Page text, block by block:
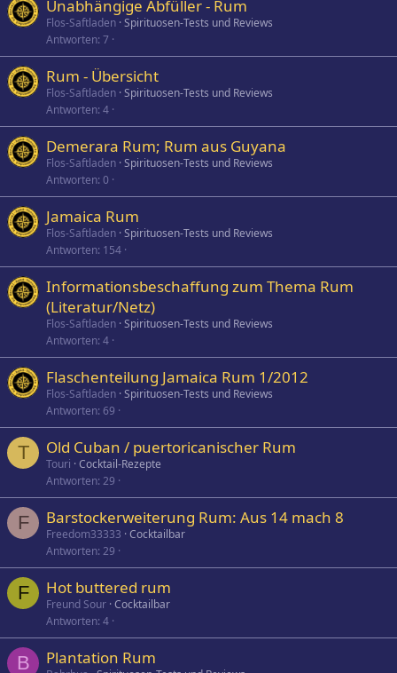
Unabhängige Abfüller - Rum
Flos-Saftladen Spirituosen-Tests und Reviews
Antworten 7
Rum - Übersicht
Flos-Saftladen Spirituosen-Tests und Reviews
Antworten 4
Demerara Rum; Rum aus Guyana
Flos-Saftladen Spirituosen-Tests und Reviews
Antworten 0
Jamaica Rum
Flos-Saftladen Spirituosen-Tests und Reviews
Antworten 154
Informationsbeschaffung zum Thema Rum
(Literatur/Netz)
Flos-Saftladen Spirituosen-Tests und Reviews
Antworten 4
Flaschenteilung Jamaica Rum 1/2012
Flos-Saftladen Spirituosen-Tests und Reviews
Antworten 69
T Old Cuban / puertoricanischer Rum
Touri Cocktail-Rezepte
Antworten 29
F Barstockerweiterung Rum: Aus 14 mach 8
Freedom33333 Cocktailbar
Antworten 29
F Hot buttered rum
Freund Sour Cocktailbar
Antworten 4
B Plantation Rum